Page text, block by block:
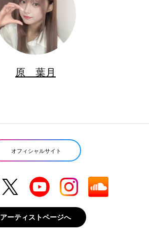
原 葉月
オフィシャルサイト
アーティストページへ